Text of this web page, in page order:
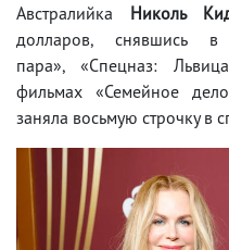
Австралийка Николь
долларов, снявшись в
пара», «Спецназ:
фильмах «Семейное
заняла восьмую строчку в